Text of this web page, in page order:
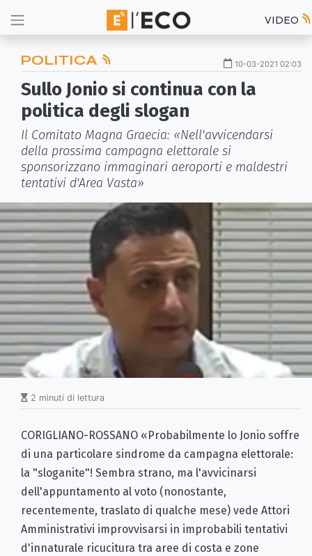
VIDEO
POLITICA 10-03-2021 02:03
Sullo Jonio si continua con la
politica degli slogan
Il Comitato Magna Graecia: «Nell'avvicendarsi
della prossima campagna elettorale si
sponsorizzano immaginari aeroporti e maldestri
tentativi d'Area Vasta»
2 minuti di lettura
CORIGLIANO-ROSSANO «Probabilmente lo Jonio soffre
di una particolare sindrome da campagna elettorale:
la "sloganite"! Sembra strano, ma l'avvicinarsi
dell'appuntamento al voto (nonostante,
recentemente, traslato di qualche mese) vede Attori
Amministrativi improvvisarsi in improbabili tentativi
d'innaturale ricucitura tra aree di costa e zone